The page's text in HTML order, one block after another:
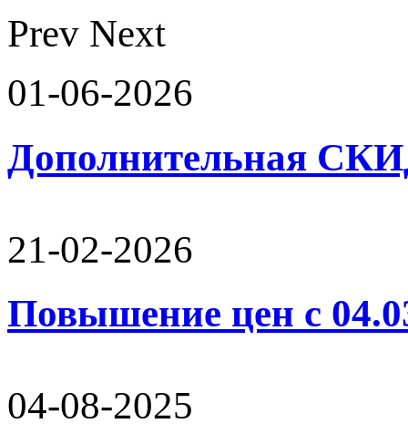
Prev Next
01-06-2026
Дополнительная
21-02-2026
Повышение цен с
04-08-2025